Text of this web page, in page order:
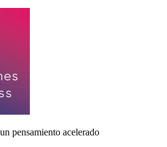
pensamiento acelerado